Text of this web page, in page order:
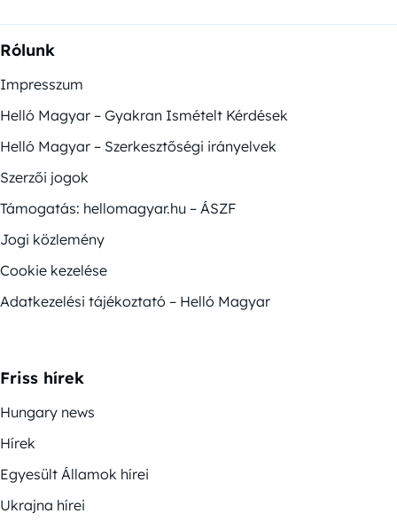
Rólunk
Impresszum
Helló Magyar – Gyakran Ismételt Kérdések
Helló Magyar – Szerkesztőségi irányelvek
Szerzői jogok
Támogatás: hellomagyar.hu – ÁSZF
Jogi közlemény
Cookie kezelése
Adatkezelési tájékoztató – Helló Magyar
Friss hírek
Hungary news
Hírek
Egyesült Államok hírei
Ukrajna hírei